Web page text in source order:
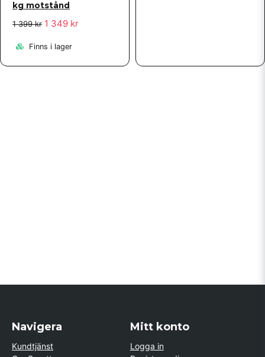
kg motstånd
1 399 kr 1 349 kr
Finns i lager
Navigera
Kundtjänst
Mitt konto
Logga in